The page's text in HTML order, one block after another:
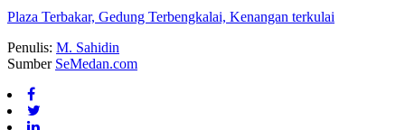
Plaza Terbakar, Gedung Terbengkalai, Kenangan terkulai
Penulis: M. Sahidin
Sumber SeMedan.com